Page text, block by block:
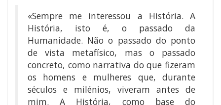
«Sempre me interessou a História. A
História, isto é, o passado da
Humanidade. Não o passado do ponto
de vista metafísico, mas o passado
concreto, como narrativa do que fizeram
os homens e mulheres que, durante
séculos e milénios, viveram antes de
mim. A História, como base do